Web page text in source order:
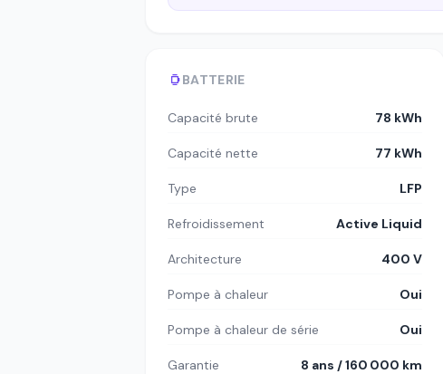
BATTERIE
Capacité brute 78 kWh
Capacité nette 77 kWh
Type LFP
Refroidissement Active Liquid
Architecture 400 V
Pompe à chaleur Oui
Pompe à chaleur de série Oui
Garantie 8 ans / 160 000 km